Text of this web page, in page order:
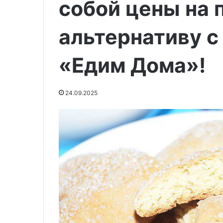
собой цены на
альтернативу
«Едим Дома»!
24.09.2025
Необыкновенная тыква
29.05.2020
Хинкали